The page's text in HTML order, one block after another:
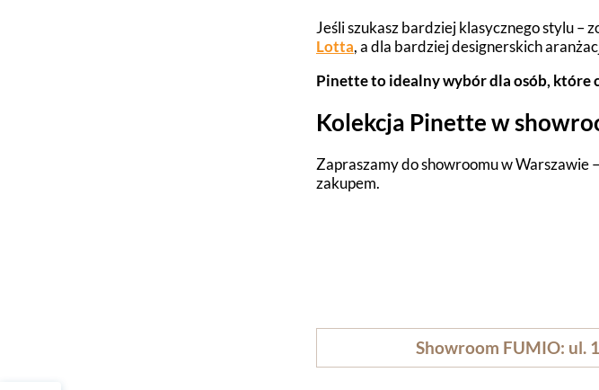
Jeśli szukasz bardziej klasycznego stylu –
Lotta, a dla bardziej designerskich
Pinette to idealny wybór dla osób, które
Kolekcja Pinette w
Zapraszamy do showroomu w Warszawie
zakupem.
Showroom FUMIO: ul.